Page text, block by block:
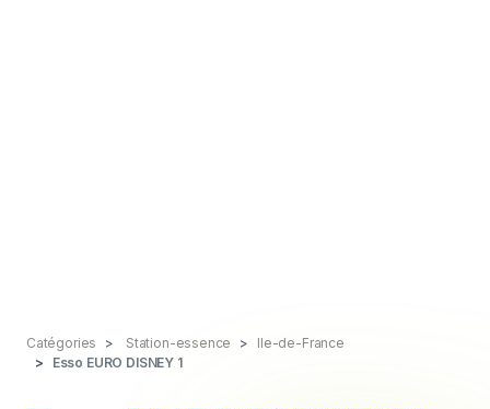
Catégories Station-essence
Ile-de-France
Esso EURO DISNEY 1